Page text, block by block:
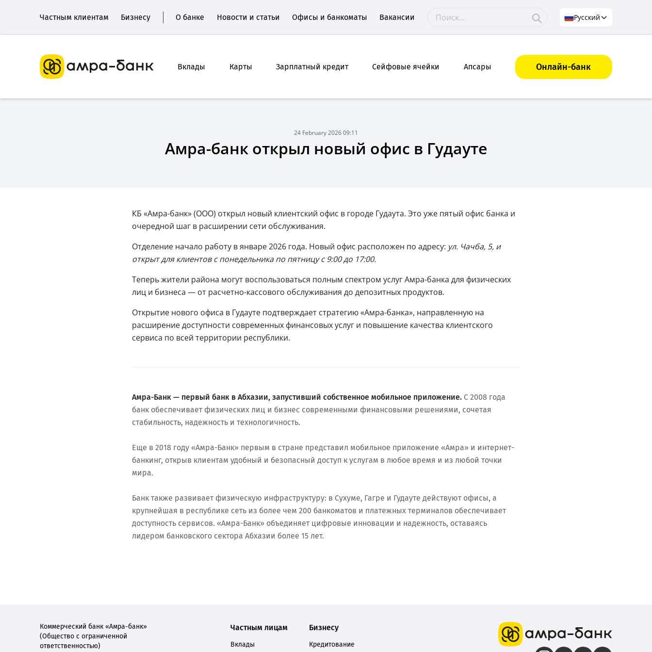
Частным клиентам Бизнесу О банке Новости и статьи Офисы и банкоматы Вакансии Русский
Вклады Карты Зарплатный кредит Сейфовые ячейки Апсары Онлайн-банк
24 February 2026 09:11
Амра-банк открыл новый офис в Гудауте
КБ «Амра-банк» (ООО) открыл новый клиентский офис в городе Гудаута. Это уже пятый офис банка и
очередной шаг в расширении сети обслуживания.
Отделение начало работу в январе 2026 года. Новый офис расположен по адресу: ул. Чачба, 5, и
открыт для клиентов с понедельника по пятницу с 9:00 до 17:00.
Теперь жители района могут воспользоваться полным спектром услуг Амра-банка для физических
лиц и бизнеса — от расчетно-кассового обслуживания до депозитных продуктов.
Открытие нового офиса в Гудауте подтверждает стратегию «Амра-банка», направленную на
расширение доступности современных финансовых услуг и повышение качества клиентского
сервиса по всей территории республики.
Амра-Банк — первый банк в Абхазии, запустивший собственное мобильное приложение. С 2008 года
банк обеспечивает физических лиц и бизнес современными финансовыми решениями, сочетая
стабильность, надежность и технологичность.
Еще в 2018 году «Амра-Банк» первым в стране представил мобильное приложение «Амра» и интернет-
банкинг, открыв клиентам удобный и безопасный доступ к услугам в любое время и из любой точки
мира.
Банк также развивает физическую инфраструктуру: в Сухуме, Гагре и Гудауте действуют офисы, а
крупнейшая в республике сеть из более чем 200 банкоматов и платежных терминалов обеспечивает
доступность сервисов. «Амра-Банк» объединяет цифровые инновации и надежность, оставаясь
лидером банковского сектора Абхазии более 15 лет.
Коммерческий банк «Амра-банк»
(Общество с ограниченной
ответственностью)
Частным лицам
Вклады
Бизнесу
Кредитование